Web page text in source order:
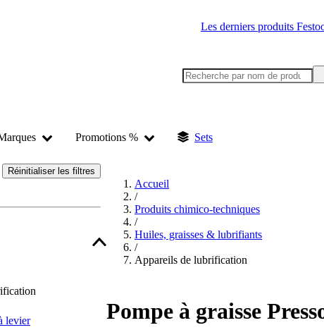
Les derniers produits
Promotions % Sets
Réinitialiser les filtres
levier
Accueil
/
Produits chimico-techniques
/
Huiles, graisses & lubrifiants
/
Appareils de lubrification
Pompe à graisse